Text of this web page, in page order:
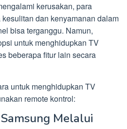
kerusakan, para
dan kenyamanan dalam
bisa terganggu. Namun,
untuk menghidupkan TV
beberapa fitur lain secara
untuk menghidupkan TV
remote kontrol:
Melalui